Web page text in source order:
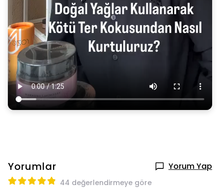
Yorumlar Yorum Yap
44 değerlendirmeye göre